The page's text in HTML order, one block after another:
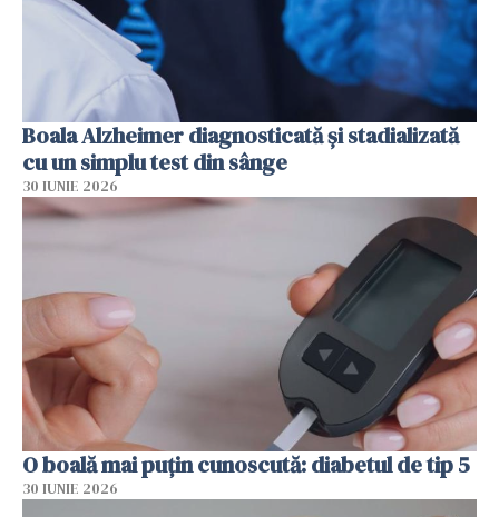
Boala Alzheimer diagnosticată și stadializată
cu un simplu test din sânge
30 IUNIE 2026
O boală mai puțin cunoscută: diabetul de tip 5
30 IUNIE 2026